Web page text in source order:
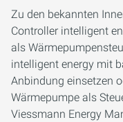
Zu den bekannten
Controller intelligent
als
intelligent energy mit
Anbindung einsetzen
Wärmepumpe als
Viessmann Energy